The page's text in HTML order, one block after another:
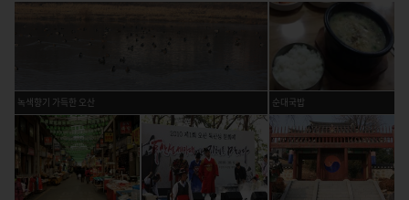
녹색향기 가득한 오산 순대국밥